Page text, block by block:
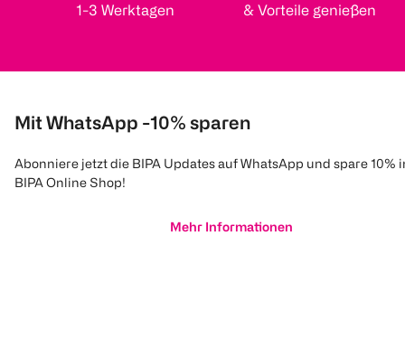
1-3 Werktagen
& Vorteile genießen
Mit WhatsApp -10% sparen
Abonniere jetzt die BIPA Updates auf WhatsApp und spare 10%
BIPA Online Shop!
Mehr Informationen